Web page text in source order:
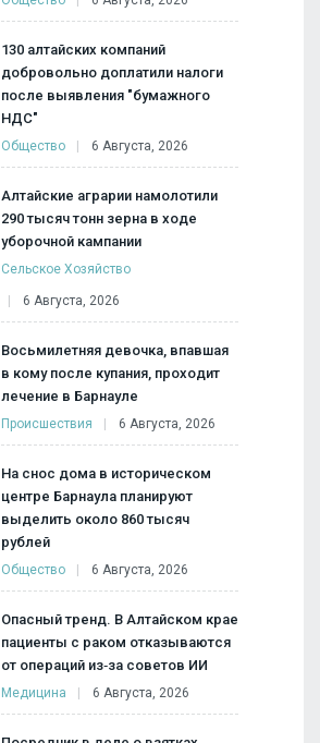
130 алтайских компаний
добровольно доплатили налоги
после выявления "бумажного
НДС"
Общество 6 Августа, 2026
Алтайские аграрии намолотили
290 тысяч тонн зерна в ходе
уборочной кампании
Сельское Хозяйство
6 Августа, 2026
Восьмилетняя девочка, впавшая
в кому после купания, проходит
лечение в Барнауле
Происшествия 6 Августа, 2026
На снос дома в историческом
центре Барнаула планируют
выделить около 860 тысяч
рублей
Общество 6 Августа, 2026
Опасный тренд. В Алтайском крае
пациенты с раком отказываются
от операций из‑за советов ИИ
Медицина 6 Августа, 2026